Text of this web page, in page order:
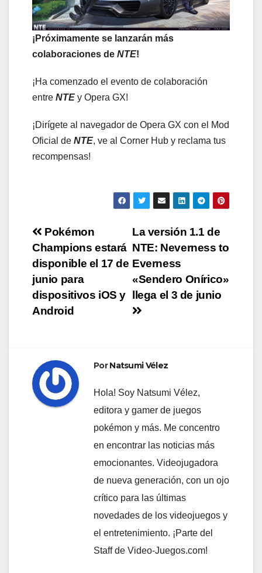
¡Próximamente se lanzarán más
colaboraciones de NTE!
¡Ha comenzado el evento de colaboración
entre NTE y Opera GX!
¡Dirígete al navegador de Opera GX con el Mod
Oficial de NTE, ve al Corner Hub y reclama tus
recompensas!
Navegación
de
entradas
La versión 1.1 de
NTE: Neverness to
Everness
«Sendero Onírico»
llega el 3 de junio
Pokémon
Champions estará
disponible el 17 de
junio para
dispositivos iOS y
Android
PorNatsumi Vélez
Hola! Soy Natsumi Vélez,
editora y gamer de juegos
pokémon y más. Me concentro
en encontrar las noticias más
emocionantes. Videojugadora
de nueva generación, con un ojo
crítico para las últimas
novedades de los videojuegos y
el entretenimiento. ¡Parte del
Staff de Video-Juegos.com!